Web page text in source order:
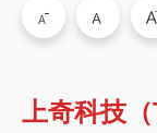
上奇科技